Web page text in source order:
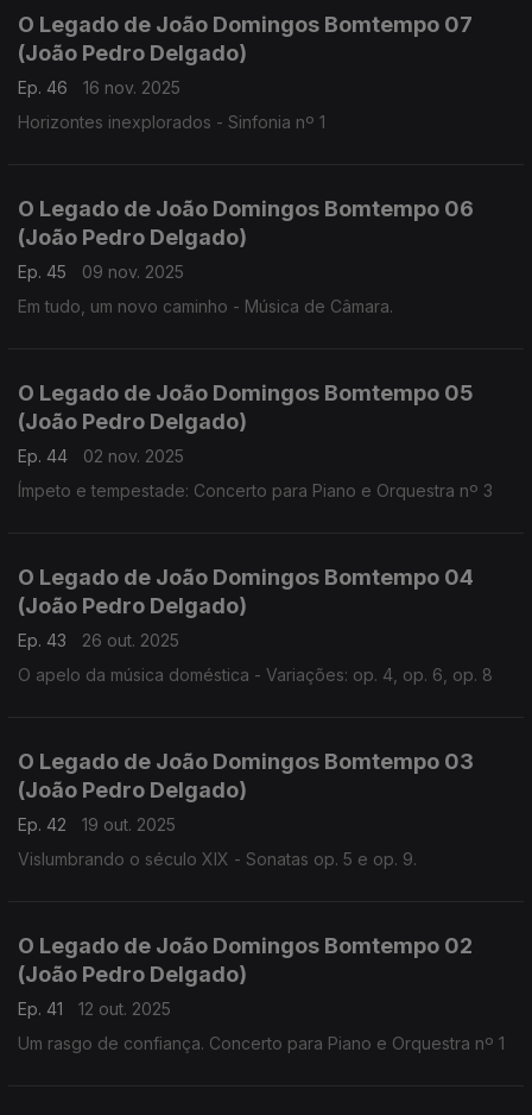
O Legado de João Domingos Bomtempo 07
(João Pedro Delgado)
Ep. 46
16 nov. 2025
Horizontes inexplorados - Sinfonia nº 1
O Legado de João Domingos Bomtempo 06
(João Pedro Delgado)
Ep. 45
09 nov. 2025
Em tudo, um novo caminho - Música de Câmara.
O Legado de João Domingos Bomtempo 05
(João Pedro Delgado)
Ep. 44
02 nov. 2025
Ímpeto e tempestade: Concerto para Piano e Orquestra nº 3
O Legado de João Domingos Bomtempo 04
(João Pedro Delgado)
Ep. 43
26 out. 2025
O apelo da música doméstica - Variações: op. 4, op. 6, op. 8
O Legado de João Domingos Bomtempo 03
(João Pedro Delgado)
Ep. 42
19 out. 2025
Vislumbrando o século XIX - Sonatas op. 5 e op. 9.
O Legado de João Domingos Bomtempo 02
(João Pedro Delgado)
Ep. 41
12 out. 2025
Um rasgo de confiança. Concerto para Piano e Orquestra nº 1